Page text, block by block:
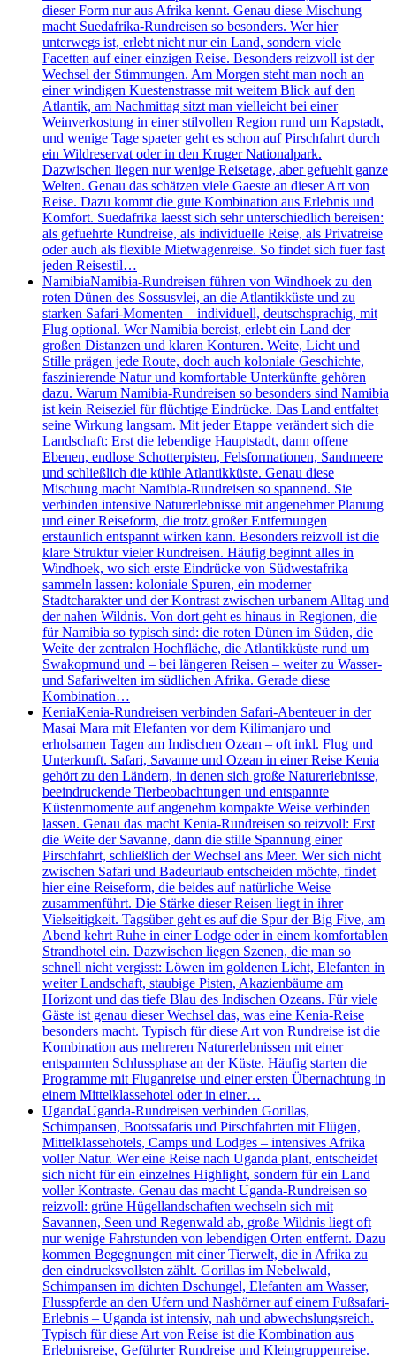
dieser Form nur aus Afrika kennt. Genau diese Mischung
macht Suedafrika-Rundreisen so besonders. Wer hier
unterwegs ist, erlebt nicht nur ein Land, sondern viele
Facetten auf einer einzigen Reise. Besonders reizvoll ist der
Wechsel der Stimmungen. Am Morgen steht man noch an
einer windigen Kuestenstrasse mit weitem Blick auf den
Atlantik, am Nachmittag sitzt man vielleicht bei einer
Weinverkostung in einer stilvollen Region rund um Kapstadt,
und wenige Tage spaeter geht es schon auf Pirschfahrt durch
ein Wildreservat oder in den Kruger Nationalpark.
Dazwischen liegen nur wenige Reisetage, aber gefuehlt ganze
Welten. Genau das schätzen viele Gaeste an dieser Art von
Reise. Dazu kommt die gute Kombination aus Erlebnis und
Komfort. Suedafrika laesst sich sehr unterschiedlich bereisen:
als gefuehrte Rundreise, als individuelle Reise, als Privatreise
oder auch als flexible Mietwagenreise. So findet sich fuer fast
jeden Reisestil…
NamibiaNamibia-Rundreisen führen von Windhoek zu den
roten Dünen des Sossusvlei, an die Atlantikküste und zu
starken Safari-Momenten – individuell, deutschsprachig, mit
Flug optional. Wer Namibia bereist, erlebt ein Land der
großen Distanzen und klaren Konturen. Weite, Licht und
Stille prägen jede Route, doch auch koloniale Geschichte,
faszinierende Natur und komfortable Unterkünfte gehören
dazu. Warum Namibia-Rundreisen so besonders sind Namibia
ist kein Reiseziel für flüchtige Eindrücke. Das Land entfaltet
seine Wirkung langsam. Mit jeder Etappe verändert sich die
Landschaft: Erst die lebendige Hauptstadt, dann offene
Ebenen, endlose Schotterpisten, Felsformationen, Sandmeere
und schließlich die kühle Atlantikküste. Genau diese
Mischung macht Namibia-Rundreisen so spannend. Sie
verbinden intensive Naturerlebnisse mit angenehmer Planung
und einer Reiseform, die trotz großer Entfernungen
erstaunlich entspannt wirken kann. Besonders reizvoll ist die
klare Struktur vieler Rundreisen. Häufig beginnt alles in
Windhoek, wo sich erste Eindrücke von Südwestafrika
sammeln lassen: koloniale Spuren, ein moderner
Stadtcharakter und der Kontrast zwischen urbanem Alltag und
der nahen Wildnis. Von dort geht es hinaus in Regionen, die
für Namibia so typisch sind: die roten Dünen im Süden, die
Weite der zentralen Hochfläche, die Atlantikküste rund um
Swakopmund und – bei längeren Reisen – weiter zu Wasser-
und Safariwelten im südlichen Afrika. Gerade diese
Kombination…
KeniaKenia-Rundreisen verbinden Safari-Abenteuer in der
Masai Mara mit Elefanten vor dem Kilimanjaro und
erholsamen Tagen am Indischen Ozean – oft inkl. Flug und
Unterkunft. Safari, Savanne und Ozean in einer Reise Kenia
gehört zu den Ländern, in denen sich große Naturerlebnisse,
beeindruckende Tierbeobachtungen und entspannte
Küstenmomente auf angenehm kompakte Weise verbinden
lassen. Genau das macht Kenia-Rundreisen so reizvoll: Erst
die Weite der Savanne, dann die stille Spannung einer
Pirschfahrt, schließlich der Wechsel ans Meer. Wer sich nicht
zwischen Safari und Badeurlaub entscheiden möchte, findet
hier eine Reiseform, die beides auf natürliche Weise
zusammenführt. Die Stärke dieser Reisen liegt in ihrer
Vielseitigkeit. Tagsüber geht es auf die Spur der Big Five, am
Abend kehrt Ruhe in einer Lodge oder in einem komfortablen
Strandhotel ein. Dazwischen liegen Szenen, die man so
schnell nicht vergisst: Löwen im goldenen Licht, Elefanten in
weiter Landschaft, staubige Pisten, Akazienbäume am
Horizont und das tiefe Blau des Indischen Ozeans. Für viele
Gäste ist genau dieser Wechsel das, was eine Kenia-Reise
besonders macht. Typisch für diese Art von Rundreise ist die
Kombination aus mehreren Naturerlebnissen mit einer
entspannten Schlussphase an der Küste. Häufig starten die
Programme mit Fluganreise und einer ersten Übernachtung in
einem Mittelklassehotel oder in einer…
UgandaUganda-Rundreisen verbinden Gorillas,
Schimpansen, Bootssafaris und Pirschfahrten mit Flügen,
Mittelklassehotels, Camps und Lodges – intensives Afrika
voller Natur. Wer eine Reise nach Uganda plant, entscheidet
sich nicht für ein einzelnes Highlight, sondern für ein Land
voller Kontraste. Genau das macht Uganda-Rundreisen so
reizvoll: grüne Hügellandschaften wechseln sich mit
Savannen, Seen und Regenwald ab, große Wildnis liegt oft
nur wenige Fahrstunden von lebendigen Orten entfernt. Dazu
kommen Begegnungen mit einer Tierwelt, die in Afrika zu
den eindrucksvollsten zählt. Gorillas im Nebelwald,
Schimpansen im dichten Dschungel, Elefanten am Wasser,
Flusspferde an den Ufern und Nashörner auf einem Fußsafari-
Erlebnis – Uganda ist intensiv, nah und abwechslungsreich.
Typisch für diese Art von Reise ist die Kombination aus
Erlebnisreise, Geführter Rundreise und Kleingruppenreise.